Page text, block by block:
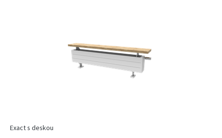
Exact s deskou